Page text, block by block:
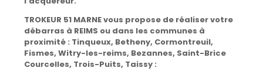
TROKEUR 51 MARNE vous propose de réaliser votre
débarras à REIMS ou dans les communes à
proximité : Tinqueux, Betheny, Cormontreuil,
Fismes, Witry-les-reims, Bezannes, Saint-Brice
Courcelles, Trois-Puits, Taissy :